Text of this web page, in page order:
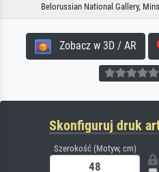
Belorussian National Gallery,
Zobacz w 3D / AR
Skonfiguruj druk
Szerokość (Motyw, cm)